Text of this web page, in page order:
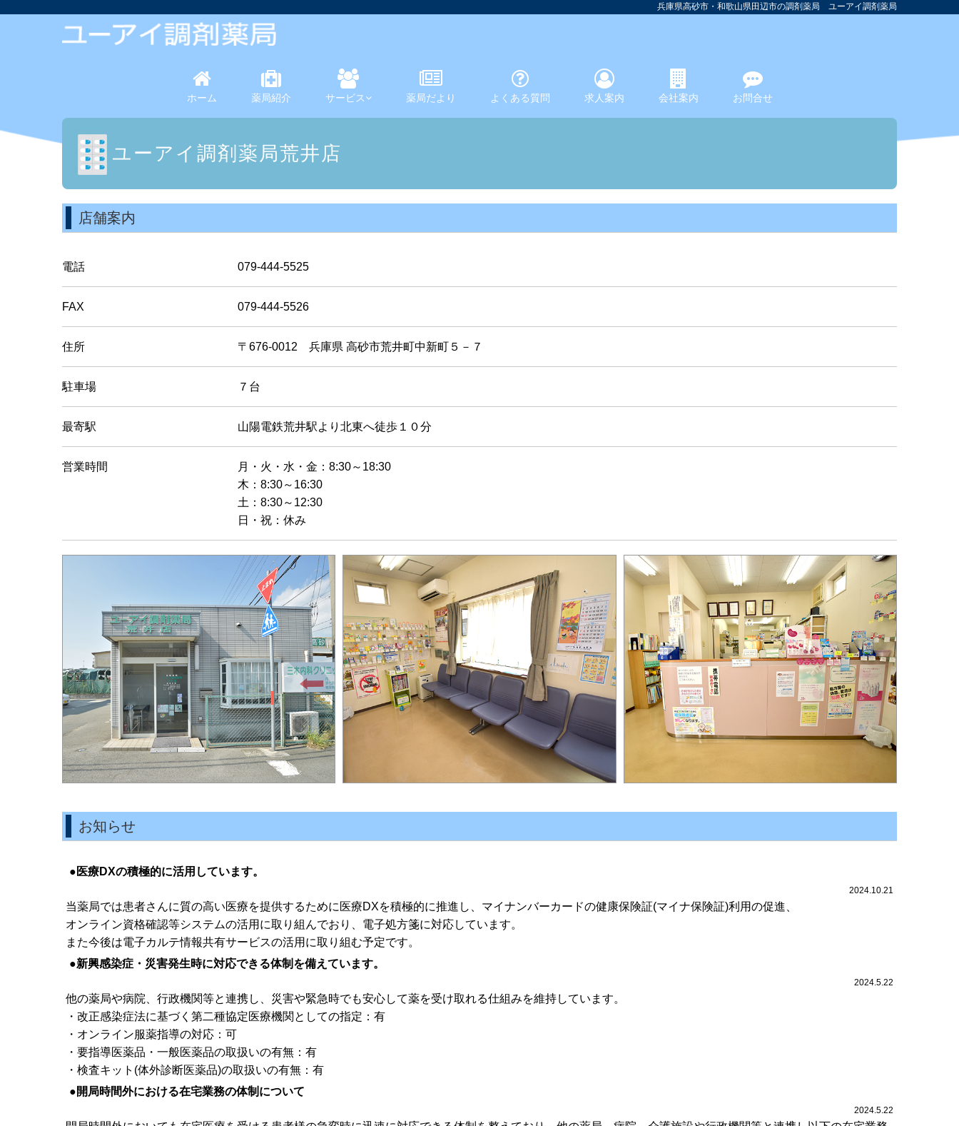
兵庫県高砂市・和歌山県田辺市の調剤薬局 ユーアイ調剤薬局
ホーム 薬局紹介
サービス
在宅・居宅訪問
健康相談
薬局だより よくある質問 求人案内 会社案内 お問合せ
ユーアイ調剤薬局荒井店
店舗案内
電話 079-444-5525
FAX 079-444-5526
住所 〒676-0012 兵庫県 高砂市荒井町中新町５－７
駐車場 ７台
最寄駅 山陽電鉄荒井駅より北東へ徒歩１０分
営業時間
月・火・水・金：8:30～18:30
木：8:30～16:30
土：8:30～12:30
日・祝：休み
お知らせ
● 医療DXの積極的に活用しています。
2024.10.21
当薬局では患者さんに質の高い医療を提供するために医療DXを積極的に推進し、マイナンバーカードの健康保険証(マイナ保険証)利用の促進、
オンライン資格確認等システムの活用に取り組んでおり、電子処方箋に対応しています。
また今後は電子カルテ情報共有サービスの活用に取り組む予定です。
●新興感染症・災害発生時に対応できる体制を備えています。
2024.5.22
他の薬局や病院、行政機関等と連携し、災害や緊急時でも安心して薬を受け取れる仕組みを維持しています。
・改正感染症法に基づく第二種協定医療機関としての指定：有
・オンライン服薬指導の対応：可
・要指導医薬品・一般医薬品の取扱いの有無：有
・検査キット(体外診断医薬品)の取扱いの有無：有
●開局時間外における在宅業務の体制について
2024.5.22